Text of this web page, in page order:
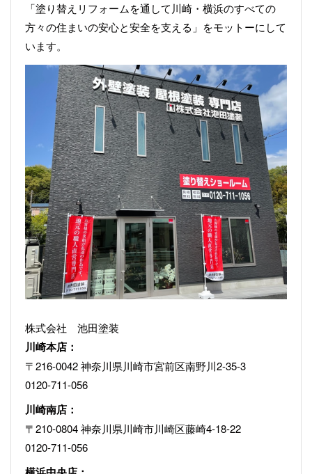
「塗り替えリフォームを通して川崎・横浜のすべての
方々の住まいの安心と安全を支える」をモットーにして
います。
株式会社 池田塗装
川崎本店：
〒216-0042 神奈川県川崎市宮前区南野川2-35-3
0120-711-056
川崎南店：
〒210-0804 神奈川県川崎市川崎区藤崎4-18-22
0120-711-056